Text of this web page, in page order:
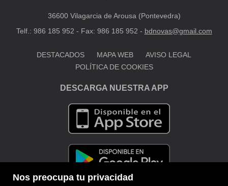
Nos preocupa tu privacidad
36600 Vilagarcia de Arousa (Pontevedra)
Telf.: 986 185 952 - Fax: 986 185 952 - bdnovas@gmail.com
DESTACADOS MAPA WEB
AVISO LEGAL
POLÍTICA DE COOKIES
DESCARGA NUESTRA APP